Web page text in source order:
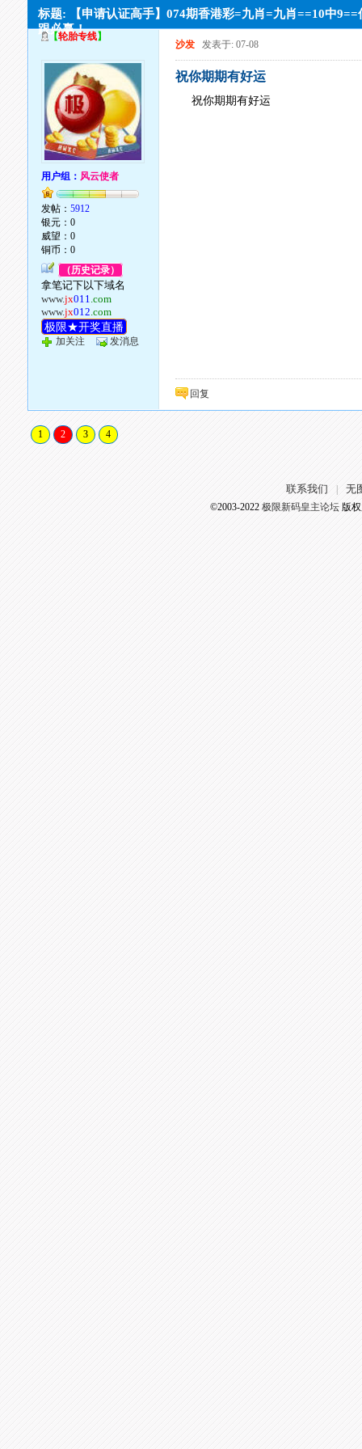
标题: 【申请认证高手】074期香港彩=九肖=九肖==10中
跟必赢！
【轮胎专线】
用户组： 风云使者
发帖：5912
银元：0
威望：0
铜币：0
（历史记录）
拿笔记下以下域名
www.jx011.com
www.jx012.com
极限★开奖直播
加关注 发消息
沙发 发表于: 07-08
祝你期期有好运
祝你期期有好运
回复
1 2 3 4
联系我们 无
©2003-2022 极限新码皇主论坛版权